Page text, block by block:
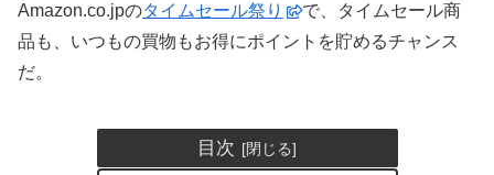
Amazon.co.jpのタイムセール祭り
で、タイムセール商
品も、いつもの買物もお得にポイントを貯めるチャンス
だ。
目次